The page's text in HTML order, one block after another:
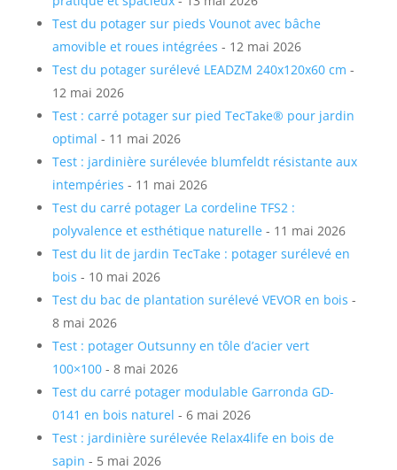
Test du potager sur pieds Vounot avec bâche
amovible et roues intégrées - 12 mai 2026
Test du potager surélevé LEADZM 240x120x60 cm -
12 mai 2026
Test : carré potager sur pied TecTake® pour jardin
optimal - 11 mai 2026
Test : jardinière surélevée blumfeldt résistante aux
intempéries - 11 mai 2026
Test du carré potager La cordeline TFS2 :
polyvalence et esthétique naturelle- 11 mai 2026
Test du lit de jardin TecTake : potager surélevé en
bois - 10 mai 2026
Test du bac de plantation surélevé VEVOR en bois -
8 mai 2026
Test : potager Outsunny en tôle d’acier vert
100×100- 8 mai 2026
Test du carré potager modulable Garronda GD-
0141 en bois naturel - 6 mai 2026
Test : jardinière surélevée Relax4life en bois de
sapin - 5 mai 2026